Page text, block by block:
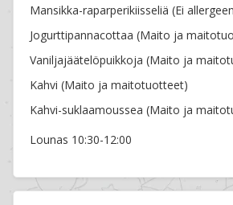
Mansikka-raparperikiisseliä (Ei
Jogurttipannacottaa (Maito ja
Vaniljajäätelöpuikkoja (Maito ja
Kahvi (Maito ja maitotuotteet)
Kahvi-suklaamoussea (Maito ja
Lounas 10:30-12:00